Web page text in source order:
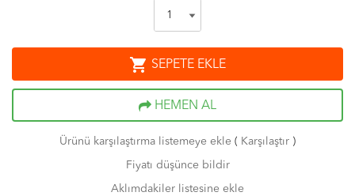
shopping_cart SEPETE EKLE
HEMEN AL
Ürünü karşılaştırma listemeye ekle ( Karşılaştır )
Fiyatı düşünce bildir
Aklımdakiler listesine ekle